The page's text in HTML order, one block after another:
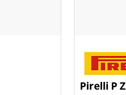
Pirelli P